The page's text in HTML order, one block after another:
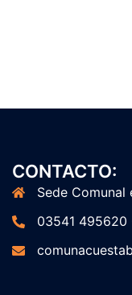
CONTACTO:
Sede Comunal
03541 495620